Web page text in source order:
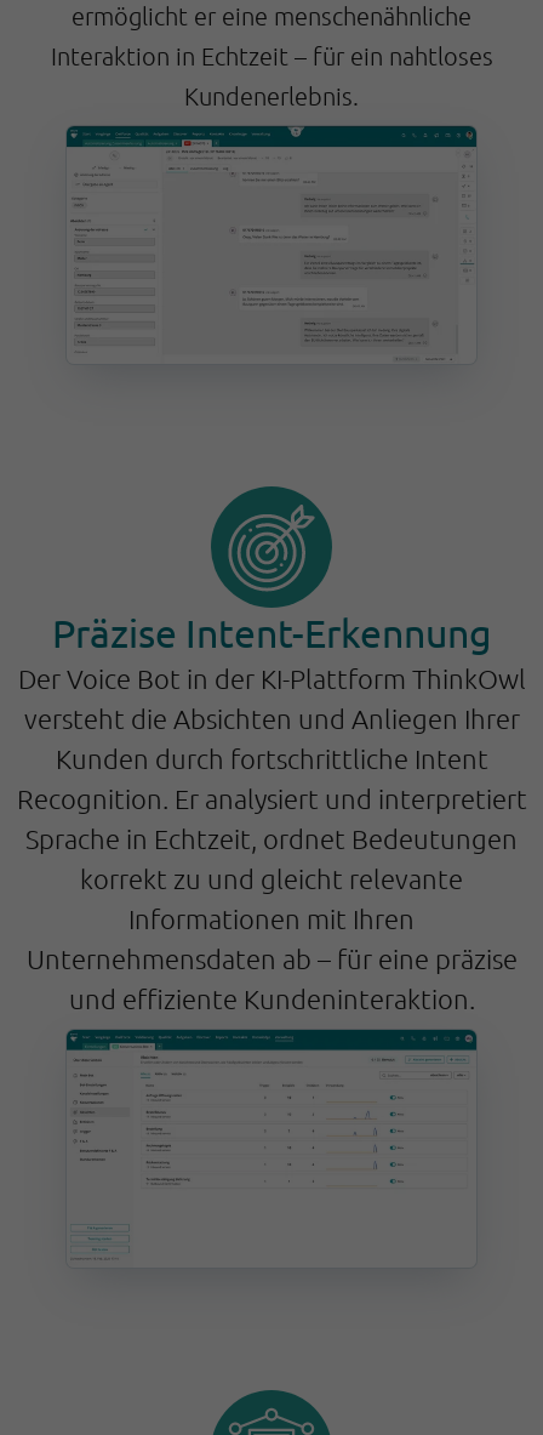
ermöglicht er eine menschenähnliche
Interaktion in Echtzeit – für ein nahtloses
Kundenerlebnis.
Präzise Intent-Erkennung
Der Voice Bot in der KI-Plattform ThinkOwl
versteht die Absichten und Anliegen Ihrer
Kunden durch fortschrittliche Intent
Recognition. Er analysiert und interpretiert
Sprache in Echtzeit, ordnet Bedeutungen
korrekt zu und gleicht relevante
Informationen mit Ihren
Unternehmensdaten ab – für eine präzise
und effiziente Kundeninteraktion.